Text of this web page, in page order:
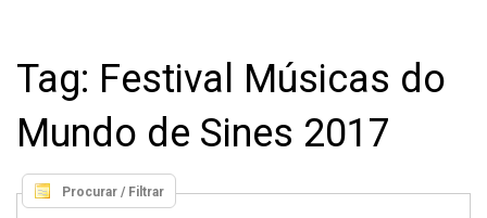
Tag: Festival Músicas do
Mundo de Sines 2017
Procurar / Filtrar